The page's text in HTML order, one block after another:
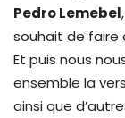
Pedro Lemebel
souhait de faire
Et puis nous
ensemble la
ainsi que